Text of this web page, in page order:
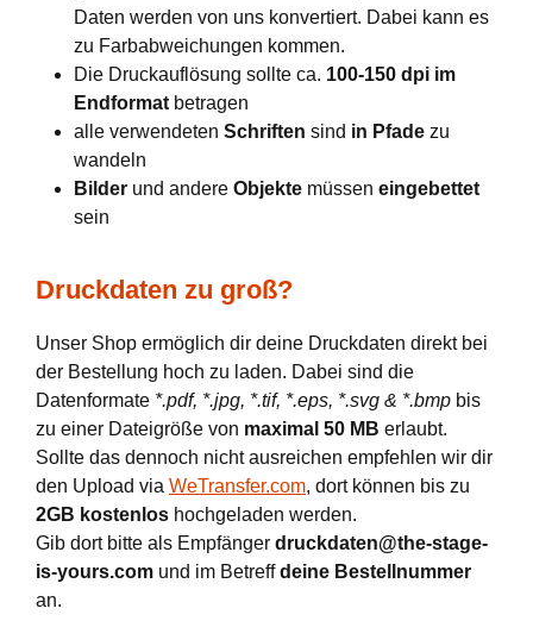
Daten werden von uns konvertiert. Dabei kann es
zu Farbabweichungen kommen.
Die Druckauflösung sollte ca. 100-150 dpi im
Endformat betragen
alle verwendeten Schriften sind in Pfade zu
wandeln
Bilder und andere Objekte müssen eingebettet
sein
Druckdaten zu groß?
Unser Shop ermöglich dir deine Druckdaten direkt bei
der Bestellung hoch zu laden. Dabei sind die
Datenformate *.pdf, *.jpg, *.tif, *.eps, *.svg & *.bmp bis
zu einer Dateigröße von maximal 50 MB erlaubt.
Sollte das dennoch nicht ausreichen empfehlen wir dir
den Upload via WeTransfer.com, dort können bis zu
2GB kostenlos hochgeladen werden.
Gib dort bitte als Empfänger druckdaten@the-stage-
is-yours.com und im Betreffdeine Bestellnummer
an.